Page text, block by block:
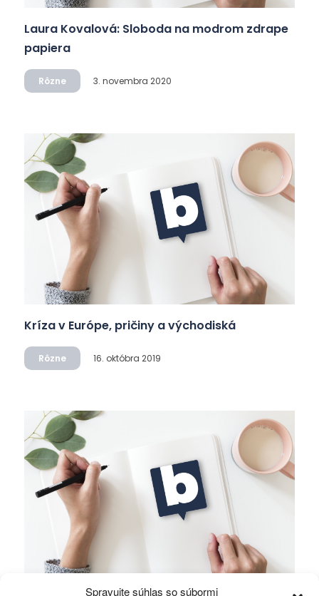
Spravujte súhlas so súbormi
Laura Kovalová: Sloboda na modrom zdrape
papiera
Rôzne 3. novembra 2020
Kríza v Európe, pričiny a východiská
Rôzne 16. októbra 2019